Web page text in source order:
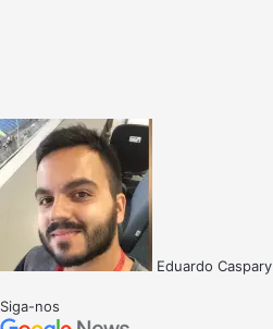
Eduardo Caspary
Siga-nos